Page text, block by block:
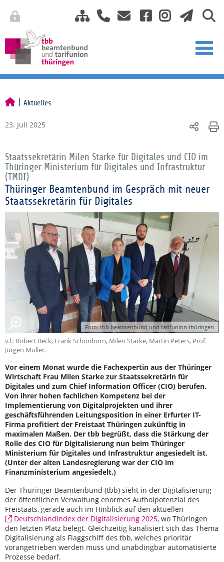
Aktuelles
23. Juli 2025
Staatssekretärin Milen Starke für Digitales und CIO im
Thüringer Ministerium für Digitales und Infrastruktur
(TMDI)
Thüringer Beamtenbund im Gespräch mit neuer
Staatssekretärin für Digitales
Foto: tbb beamtenbund und tarifunion thüringen
v.l.: Robert Beck, Frank Schönborn, Milen Starke, Martin Peters, Prof.
Jürgen Müller.
Vor einem Monat wurde die Fachexpertin aus der Thüringer
Wirtschaft Frau Milen Starke zur Staatssekretärin für
Digitales und zum Chief Information Officer (CIO) berufen.
Von ihrer hohen fachlichen Kompetenz bei der
Implementierung von Digitalprojekten und ihrer
geschäftsführenden Leitungsposition in einer Erfurter IT-
Firma profitiert der Freistaat Thüringen zukünftig in
maximalen Maßen. Der tbb begrüßt, dass die Stärkung der
Rolle des CIO für Digitalisierung nun beim Thüringer
Ministerium für Digitales und Infrastruktur angesiedelt ist.
(Unter der alten Landesregierung war der CIO im
Finanzministerium angesiedelt.)
Der Thüringer Beamtenbund (tbb) sieht in der Digitalisierung
der öffentlichen Verwaltung enormes Aufholpotenzial des
Freistaats, gerade auch im Hinblick auf den aktuellen
Deutschlandindex der Digitalisierung 2025, wo Thüringen
den letzten Platz belegt. Gleichzeitig kanalisiert sich das Thema
Digitalisierung als Flaggschiff des tbb, welches prioritär
vorangetrieben werden muss und unabdingbar automatisierte
Prozesse bedarf.